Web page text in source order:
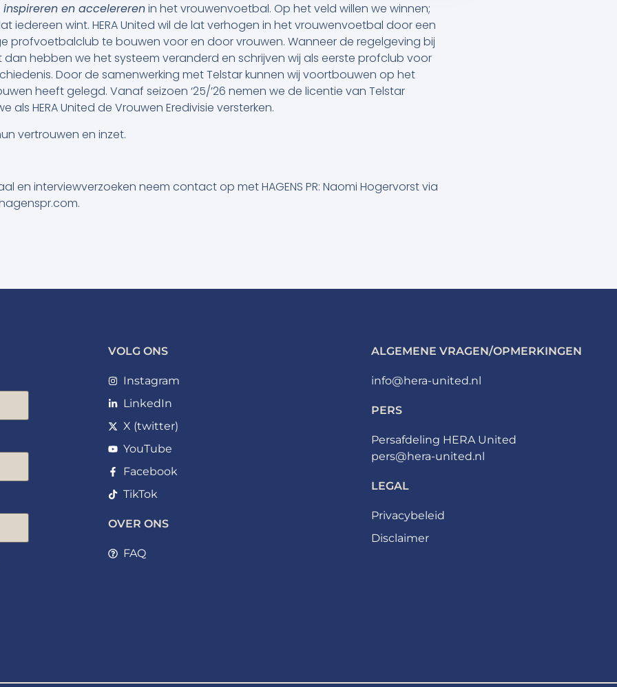
inspireren en accelererenin het vrouwenvoetbal. Op het veld willen we winnen;
iedereen wint. HERA United wil de lat verhogen in het vrouwenvoetbal door een
profvoetbalclub te bouwen voor en door vrouwen. Wanneer de regelgeving bij
hebben we het systeem veranderd en schrijven wij als eerste profclub voor
Door de samenwerking met Telstar kunnen wij voortbouwen op het
heeft gelegd. Vanaf seizoen ‘25/’26 nemen we de licentie van Telstar
als HERA United de Vrouwen Eredivisie versterken.
vertrouwen en inzet.
en interviewverzoeken neem contact op met HAGENS PR: Naomi Hogervorst via
VOLG ONS
Instagram
LinkedIn
X (twitter)
YouTube
Facebook
TikTok
OVER ONS
FAQ
ALGEMENE VRAGEN/OPMERKINGEN
info@hera-united.nl
PERS
Persafdeling HERA United
pers@hera-united.nl
LEGAL
Privacybeleid
Disclaimer